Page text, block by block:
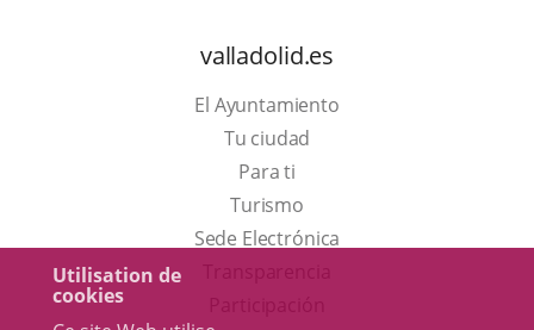
Utilisation de
cookies
valladolid.es
El Ayuntamiento
Tu ciudad
Para ti
TurismoEste
enlace
Sede Electrónica